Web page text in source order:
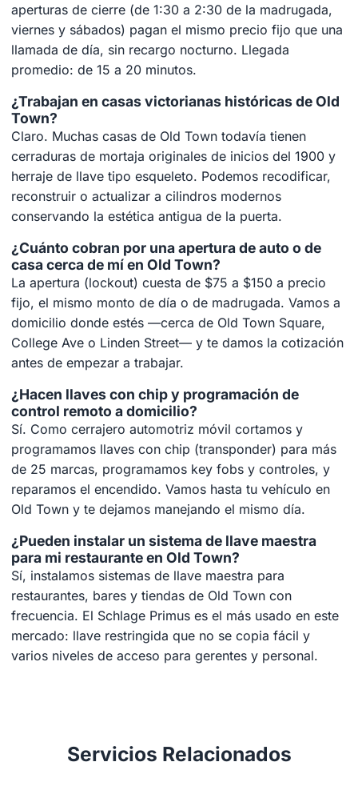
aperturas de cierre (de 1:30 a 2:30 de la madrugada,
viernes y sábados) pagan el mismo precio fijo que una
llamada de día, sin recargo nocturno. Llegada
promedio: de 15 a 20 minutos.
¿Trabajan en casas victorianas históricas de Old
Town?
Claro. Muchas casas de Old Town todavía tienen
cerraduras de mortaja originales de inicios del 1900 y
herraje de llave tipo esqueleto. Podemos recodificar,
reconstruir o actualizar a cilindros modernos
conservando la estética antigua de la puerta.
¿Cuánto cobran por una apertura de auto o de
casa cerca de mí en Old Town?
La apertura (lockout) cuesta de $75 a $150 a precio
fijo, el mismo monto de día o de madrugada. Vamos a
domicilio donde estés —cerca de Old Town Square,
College Ave o Linden Street— y te damos la cotización
antes de empezar a trabajar.
¿Hacen llaves con chip y programación de
control remoto a domicilio?
Sí. Como cerrajero automotriz móvil cortamos y
programamos llaves con chip (transponder) para más
de 25 marcas, programamos key fobs y controles, y
reparamos el encendido. Vamos hasta tu vehículo en
Old Town y te dejamos manejando el mismo día.
¿Pueden instalar un sistema de llave maestra
para mi restaurante en Old Town?
Sí, instalamos sistemas de llave maestra para
restaurantes, bares y tiendas de Old Town con
frecuencia. El Schlage Primus es el más usado en este
mercado: llave restringida que no se copia fácil y
varios niveles de acceso para gerentes y personal.
Servicios Relacionados